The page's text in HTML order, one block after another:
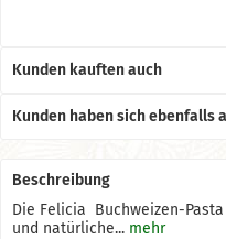
Kunden kauften auch
Kunden haben sich ebenfalls
Beschreibung
Die Felicia Buchweizen-
und natürliche... mehr